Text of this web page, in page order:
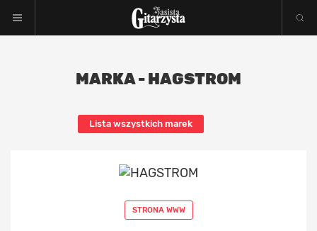
MARKA - HAGSTROM
Lista wszystkich marek
STRONA WWW